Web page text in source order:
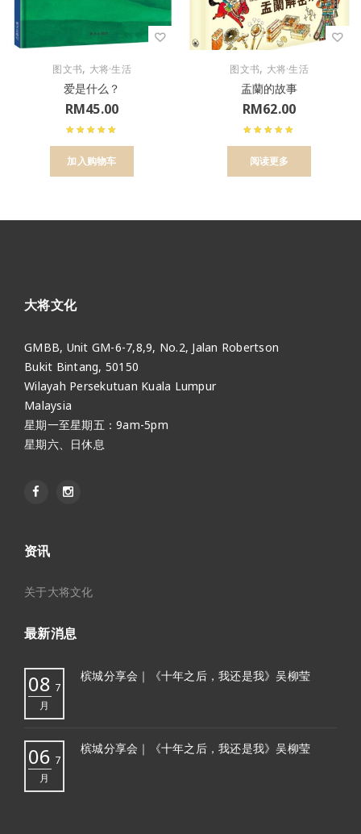
图文书, 大将·生活
爱是什么？
RM45.00
加入购物车
图文书, 大将·生活
盂蘭的故事
RM62.00
阅读更多
大将文化
GMBB, Unit GM-6-7,8,9, No.2, Jalan Robertson
Bukit Bintang, 50150
Wilayah Persekutuan Kuala Lumpur
Malaysia
星期一至星期五：9am-5pm
星期六、日休息
资讯
关于大将文化
最新消息
08 7
月
槟城分享会｜《十年之后，我还是我》吴柳莹
06 7
月
槟城分享会｜《十年之后，我还是我》吴柳莹